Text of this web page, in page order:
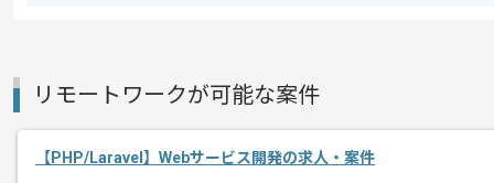
常駐作業を想定しております。（千代県
リモートワークが可能な案件
【PHP/Laravel】Webサービス開発の求人・案件